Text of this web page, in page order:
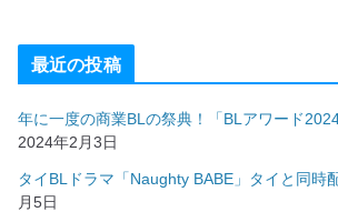
最近の投稿
年に一度の商業BLの祭典！「BLアワード
2024年2月3日
タイBLドラマ「Naughty BABE」タイと同時
月5日